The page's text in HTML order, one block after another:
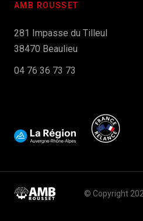
AMB ROUSSET
281 Impasse du Tilleul
38470 Beaulieu
04 76 36 73 73
© Copyright